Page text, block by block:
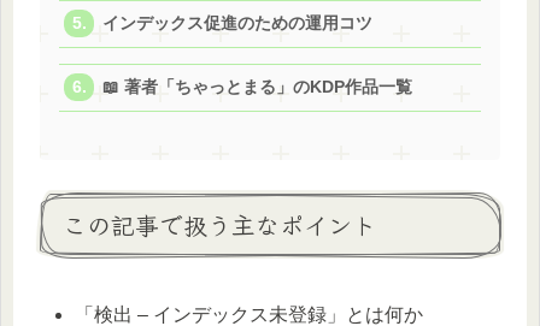
インデックス促進のための運用コツ
📖 著者「ちゃっとまる」のKDP作品一覧
この記事で扱う主なポイント
「検出 – インデックス未登録」とは何か